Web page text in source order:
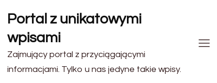
Portal z unikatowymi
wpisami
Zajmujący portal z przyciągającymi
informacjami. Tylko u nas jedyne takie wpisy.